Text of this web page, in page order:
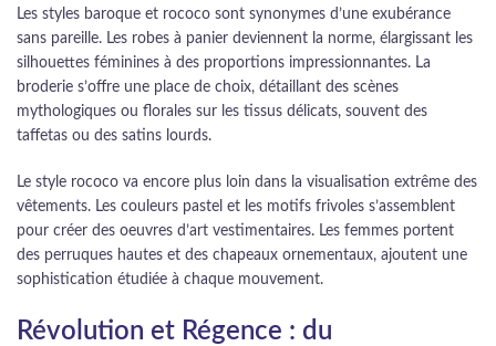
Les styles baroque et rococo sont synonymes d’une exubérance
sans pareille. Les robes à panier deviennent la norme, élargissant les
silhouettes féminines à des proportions impressionnantes. La
broderie s’offre une place de choix, détaillant des scènes
mythologiques ou florales sur les tissus délicats, souvent des
taffetas ou des satins lourds.
Le style rococo va encore plus loin dans la visualisation extrême des
vêtements. Les couleurs pastel et les motifs frivoles s’assemblent
pour créer des oeuvres d’art vestimentaires. Les femmes portent
des perruques hautes et des chapeaux ornementaux, ajoutent une
sophistication étudiée à chaque mouvement.
Révolution et Régence : du